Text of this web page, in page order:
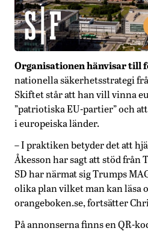
Organisationen hänvisar till
nationella säkerhetsstrategi
Skiftet står att han vill vinna
”patriotiska EU-partier” och
i europeiska länder.
– I praktiken betyder det att
Åkesson har sagt att stöd från
SD har närmat sig Trumps
olika plan vilket man kan läsa
orangeboken.se, fortsätter
På annonserna finns en QR-